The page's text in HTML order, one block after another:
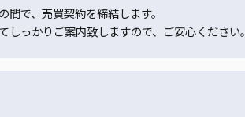
間で、売買契約を締結します。
しっかりご案内致しますので、ご安心ください。